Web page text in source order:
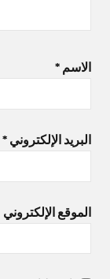
الاسم *
البريد الإلكتروني *
الموقع الإلكتروني